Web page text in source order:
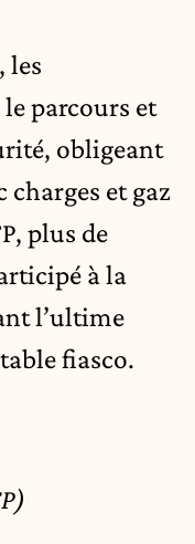
les
parcours et
obligeant
et gaz
plus de
à la
l’ultime
fiasco.